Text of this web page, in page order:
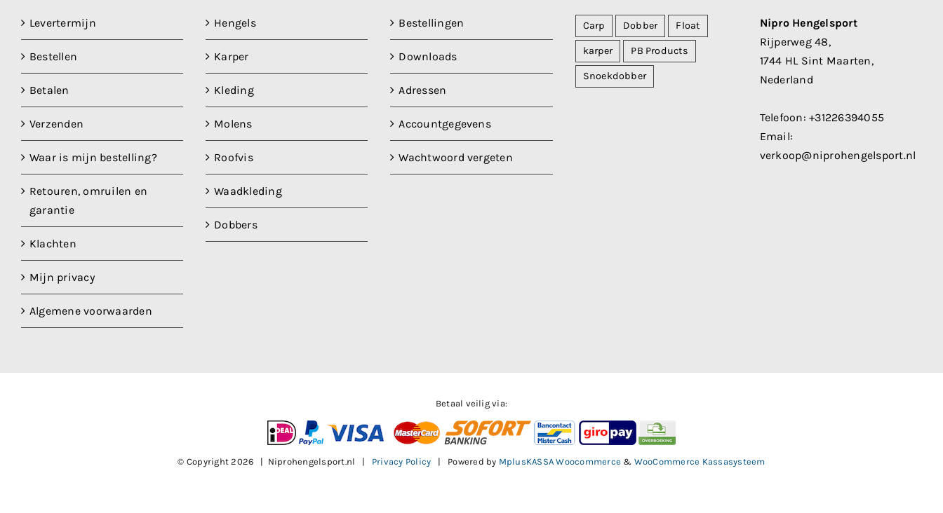
Levertermijn
Bestellen
Betalen
Verzenden
Waar is mijn bestelling?
Retouren, omruilen en
garantie
Klachten
Mijn privacy
Algemene voorwaarden
Hengels
Karper
Kleding
Molens
Roofvis
Waadkleding
Dobbers
Bestellingen
Downloads
Adressen
Accountgegevens
Wachtwoord vergeten
Carp Dobber Float
karper PB Products
Snoekdobber
Nipro Hengelsport
Rijperweg 48,
1744 HL Sint Maarten,
Nederland
Telefoon:+31226394055
Email:
verkoop@niprohengelsport.nl
Betaal veilig via:
© Copyright2026 | Niprohengelsport.nl | Privacy Policy | Powered by MplusKASSA Woocommerce & WooCommerce Kassasysteem